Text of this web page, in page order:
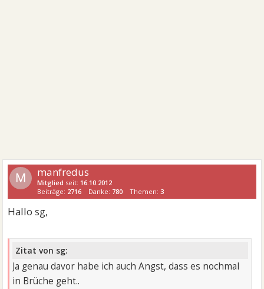
M manfredus
Mitglied seit: 16.10.2012
Beiträge: 2716 Danke: 780 Themen:3
Hallo sg,
Zitat von sg:
Ja genau davor habe ich auch Angst, dass es nochmal
in Brüche geht..